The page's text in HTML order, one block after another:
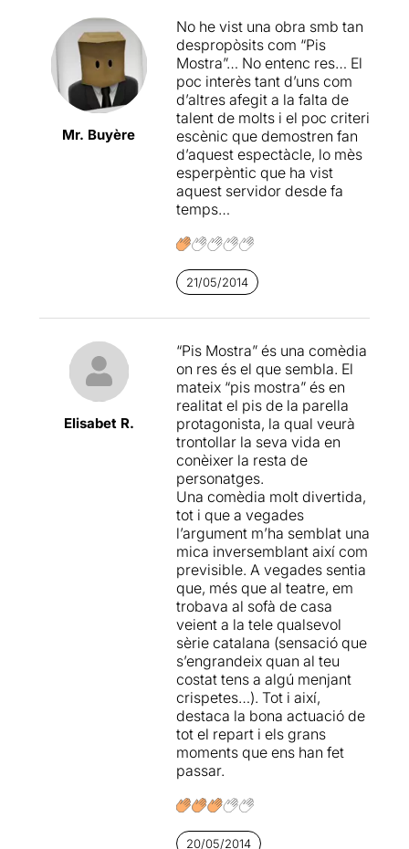
silenci) i segueix amb un
embolic de germans casats,
mares adúlteres, pares
absents retrobats i altres
situacions estrambòtiques i
delirants (en el pitjor sentit
de la paraula) que no parlen
de res i que no serveixen
sinó per donar veu a uns
personatges
preocupantment
estereotipats que, per sort,
poc tenen ja a veure amb la
realitat contemporània.
comú (res per alegrar-se), la
sala estava poc menys que
buida. Si només això servís
perquè els inversors
d’aquesta mena de
productes reflexionessin i
s’hi passessin, de tant en
tant, per altra mena de sales
(sales petites, que no
tanquen números a finals de
mes) i veiessin alguna de les
propostes que allà s’hi fan,
algunes amb molt d’èxit,
d’altres amb molt de criteri…
que potser també podrien
triomfar i fer diners a una
sala gran i comercial…
potser l’escena teatral
d’aquesta ciutat en sortiria
reforçada.
Mr. Buyère
No he vist una obra smb tan
despropòsits com “Pis
Mostra”… No entenc res… El
poc interès tant d’uns com
d’altres afegit a la falta de
talent de molts i el poc criteri
escènic que demostren fan
d’aquest espectàcle, lo mès
esperpèntic que ha vist
aquest servidor desde fa
temps…
21/05/2014
Elisabet R.
“Pis Mostra” és una comèdia
on res és el que sembla. El
mateix “pis mostra” és en
realitat el pis de la parella
protagonista, la qual veurà
trontollar la seva vida en
conèixer la resta de
personatges.
Una comèdia molt divertida,
tot i que a vegades
l’argument m’ha semblat una
mica inversemblant així com
previsible. A vegades sentia
que, més que al teatre, em
trobava al sofà de casa
veient a la tele qualsevol
sèrie catalana (sensació que
s’engrandeix quan al teu
costat tens a algú menjant
crispetes…). Tot i així,
destaca la bona actuació de
tot el repart i els grans
moments que ens han fet
passar.
20/05/2014